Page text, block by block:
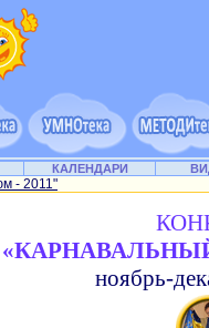
КАЛЕНДАРИ
- 2011"
ноябрь-